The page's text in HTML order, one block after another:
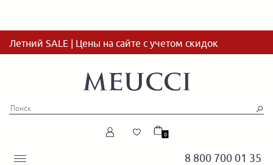
Летний SALE | Цены на сайте с учетом скидок
8 800 700 01 35
0